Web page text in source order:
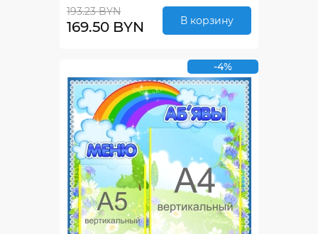
193.23 BYN
169.50 BYN В корзину
-4%